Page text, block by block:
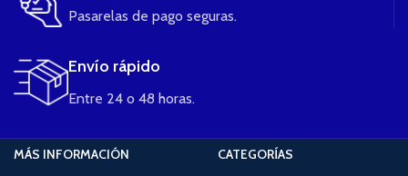
Pasarelas de pago seguras.
Envío rápido
Entre 24 o 48 horas.
MÁS INFORMACIÓN
CATEGORÍAS